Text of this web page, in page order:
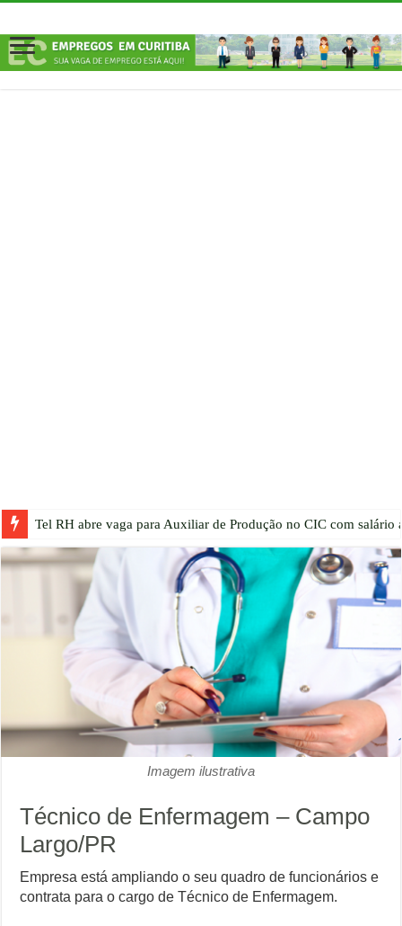
Tel RH abre vaga para Auxiliar de Produção no CIC com salário
Imagem ilustrativa
Técnico de Enfermagem – Campo
Largo/PR
Empresa está ampliando o seu quadro de funcionários e
contrata para o cargo de Técnico de Enfermagem.